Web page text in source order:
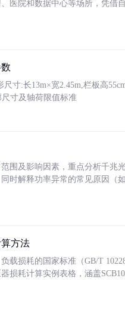
医院和数据中心等场所，凭借
寸:长13m×宽2.45m,栏板高
寸及轴荷限值标准
围及影响因素，重点分析千兆
时解释功率异常的常见原因（
方法
载损耗的国家标准（GB/T
损耗计算实例表格，涵盖